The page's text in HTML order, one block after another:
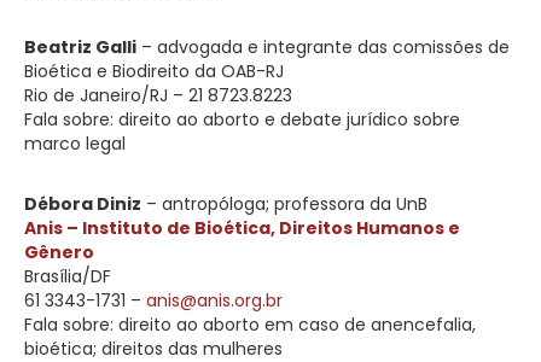
Beatriz Galli – advogada e integrante das comissões de
Bioética e Biodireito da OAB-RJ
Rio de Janeiro/RJ – 21 8723.8223
Fala sobre: direito ao aborto e debate jurídico sobre
marco legal
Débora Diniz – antropóloga; professora da UnB
Anis – Instituto de Bioética, Direitos Humanos e
Gênero
Brasília/DF
61 3343-1731 – anis@anis.org.br
Fala sobre: direito ao aborto em caso de anencefalia,
bioética; direitos das mulheres